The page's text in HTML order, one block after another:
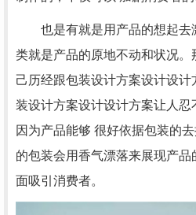
也是有就是用产品的想起去
类就是产品的原地不动和状况。
己历经跟包装设计方案设计设
装设计方案设计设计方案让人
因为产品能够 很好依据包装的
的包装会用香气漂落来展现产
面吸引消费者。